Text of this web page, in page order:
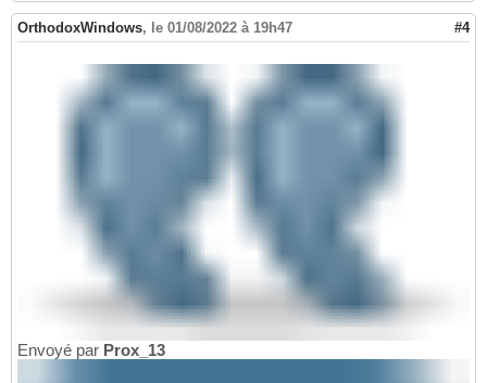
OrthodoxWindows, le 01/08/2022 à 19h47 #4
Envoyé par Prox_13